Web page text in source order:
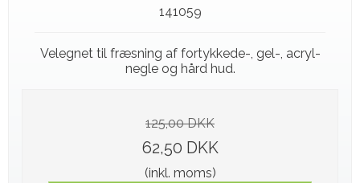
141059
Velegnet til fræsning af fortykkede-, gel-, acryl-
negle og hård hud.
125,00 DKK
62,50 DKK
(inkl. moms)